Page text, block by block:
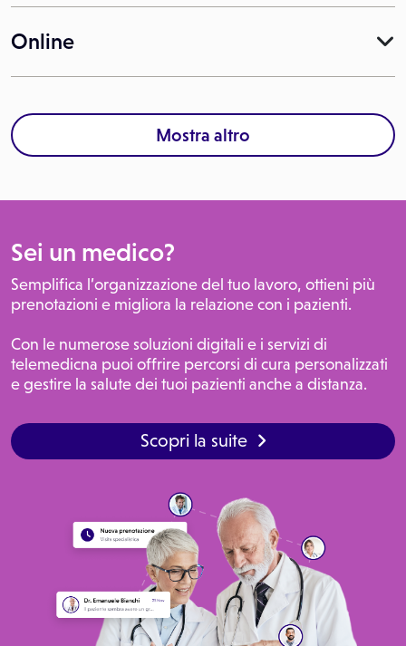
Online
Mostra altro
Sei un medico?
Semplifica l’organizzazione del tuo lavoro, ottieni più
prenotazioni e migliora la relazione con i pazienti.
Con le numerose soluzioni digitali e i servizi di
telemedicna puoi offrire percorsi di cura personalizzati
e gestire la salute dei tuoi pazienti anche a distanza.
Scopri la suite